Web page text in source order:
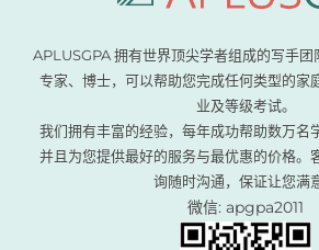
APLUSGPA 拥有世界顶尖学者组成的写手
专家、博士，可以帮助您完成任何类型的家
业及等级考试。
我们拥有丰富的经验，每年成功帮助数万名
并且为您提供最好的服务与最优惠的价格。
询随时沟通，保证让您满意
微信: apgpa2011